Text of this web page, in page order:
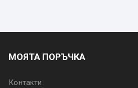
МОЯТА ПОРЪЧКА
Контакти